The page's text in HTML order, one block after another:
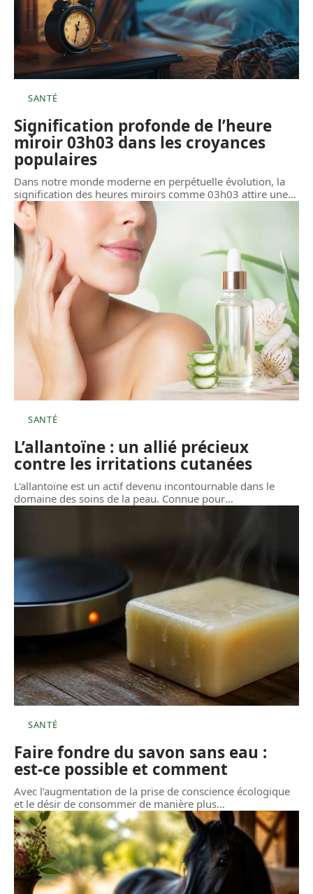
SANTÉ
Signification profonde de l’heure
miroir 03h03 dans les croyances
populaires
Dans notre monde moderne en perpétuelle évolution, la
signification des heures miroirs comme 03h03 attire une…
SANTÉ
L’allantoïne : un allié précieux
contre les irritations cutanées
L'allantoïne est un actif devenu incontournable dans le
domaine des soins de la peau. Connue pour…
SANTÉ
Faire fondre du savon sans eau :
est-ce possible et comment
Avec l’augmentation de la prise de conscience écologique
et le désir de consommer de manière plus…